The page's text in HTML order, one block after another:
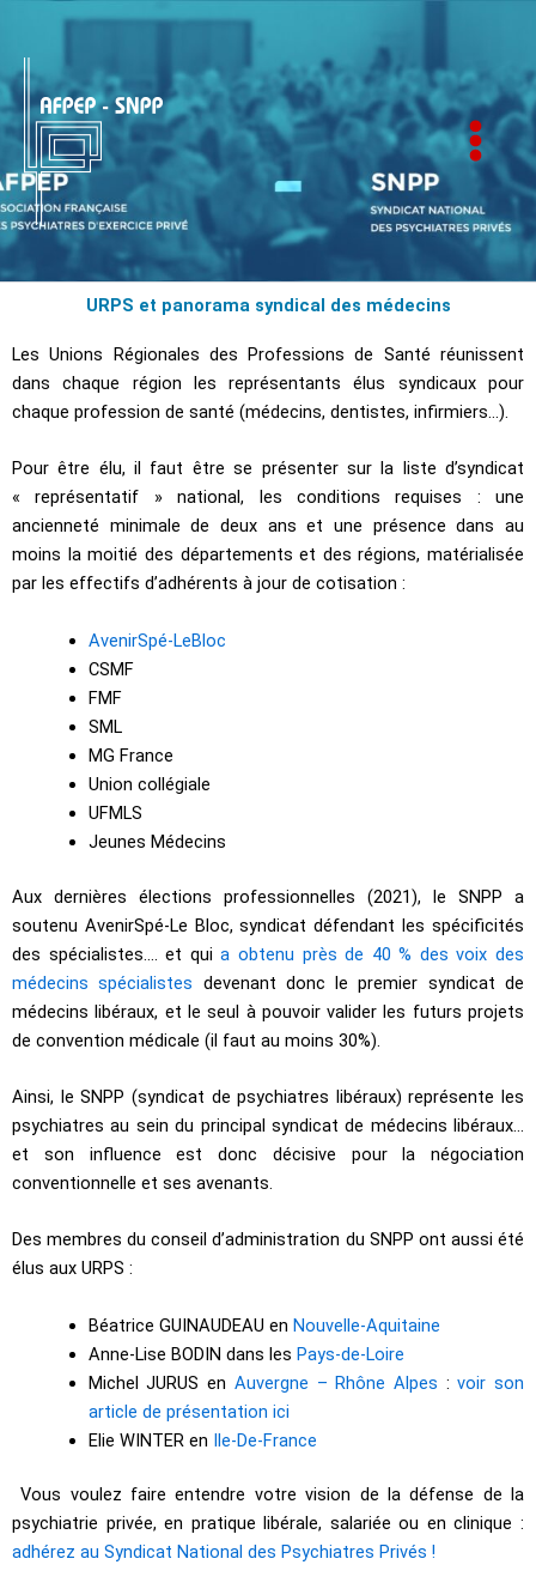
contenu
AFPEP-SNPP
URPS et panorama syndical des médecins
Les Unions Régionales des Professions de Santé réunissent
dans chaque région les représentants élus syndicaux pour
chaque profession de santé (médecins, dentistes, infirmiers…).
Pour être élu, il faut être se présenter sur la liste d’syndicat
« représentatif » national, les conditions requises : une
ancienneté minimale de deux ans et une présence dans au
moins la moitié des départements et des régions, matérialisée
par les effectifs d’adhérents à jour de cotisation :
AvenirSpé-LeBloc
CSMF
FMF
SML
MG France
Union collégiale
UFMLS
Jeunes Médecins
Aux dernières élections professionnelles (2021), le SNPP a
soutenu AvenirSpé-Le Bloc, syndicat défendant les spécificités
des spécialistes…. et quia obtenu près de 40 % des voix des
médecins spécialistes devenant donc le premier syndicat de
médecins libéraux, et le seul à pouvoir valider les futurs projets
de convention médicale (il faut au moins 30%).
Ainsi, le SNPP (syndicat de psychiatres libéraux) représente les
psychiatres au sein du principal syndicat de médecins libéraux…
et son influence est donc décisive pour la négociation
conventionnelle et ses avenants.
Des membres du conseil d’administration du SNPP ont aussi été
élus aux URPS :
Béatrice GUINAUDEAU en Nouvelle-Aquitaine
Anne-Lise BODIN dans les Pays-de-Loire
Michel JURUS en Auvergne – Rhône Alpes :voir son
article de présentation ici
Elie WINTER en Ile-De-France
Vous voulez faire entendre votre vision de la défense de la
psychiatrie privée, en pratique libérale, salariée ou en clinique :
adhérez au Syndicat National des Psychiatres Privés !